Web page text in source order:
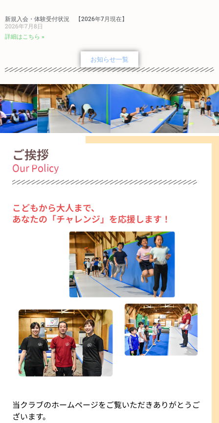
新規入会・体験受付状況 【2026年7月現在】
2026年7月8日
詳細はこちら »
お知らせ一覧
ご挨拶
Our Policy
こどもから大人まで、
あなたの「チャレンジ」を応援します！
当クラブのホームページをご覧いただきありがとうご
ざいます。